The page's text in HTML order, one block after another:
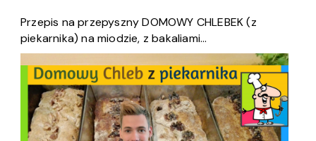
Przepis na przepyszny DOMOWY CHLEBEK (z
piekarnika) na miodzie, z bakaliami…